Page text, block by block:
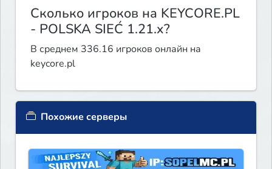
Сколько игроков на KEYCORE.PL
- POLSKA SIEĆ 1.21.x?
В среднем 336.16 игроков онлайн на
keycore.pl
Похожие серверы